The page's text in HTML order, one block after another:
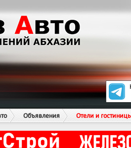
Объявления Отели и